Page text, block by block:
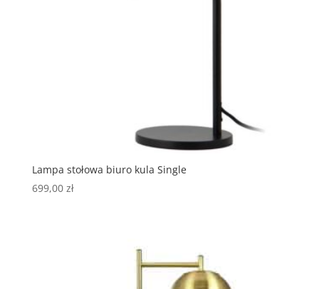
Lampa stołowa biuro kula Single
699,00 zł